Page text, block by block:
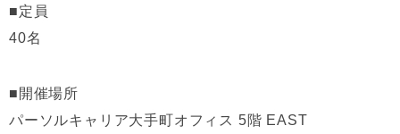
■定員
40名
■開催場所
パーソルキャリア大手町オフィス 5階 EAST